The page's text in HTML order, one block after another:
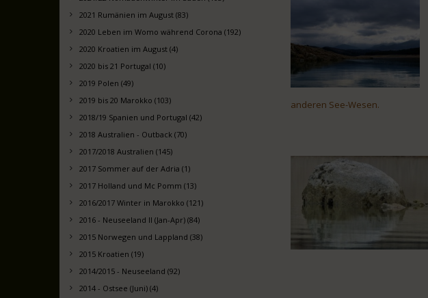
anderen See-Wesen.
2021 Rumänien im August (83)
2020 Leben im Womo während Corona (192)
2020 Kroatien im August (4)
2020 bis 21 Portugal (10)
2019 Polen (49)
2019 bis 20 Marokko (103)
2018/19 Spanien und Portugal (42)
2018 Australien - Outback (70)
2017/2018 Australien (145)
2017 Sommer auf der Adria (1)
2017 Holland und Mc Pomm (13)
2016/2017 Winter in Marokko (121)
2016 - Neuseeland II (Jan-Apr) (84)
2015 Norwegen und Lappland (38)
2015 Kroatien (19)
2014/2015 - Neuseeland (92)
2014 - Ostsee (Juni) (4)